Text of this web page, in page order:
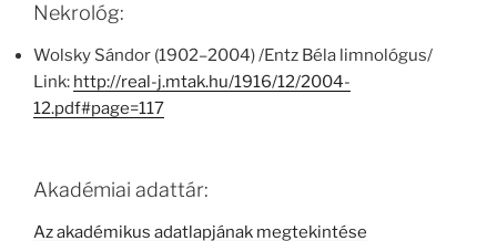
Nekrológ:
Wolsky Sándor (1902–2004) /Entz Béla limnológus/
Link: http://real-j.mtak.hu/1916/12/2004-
12.pdf#page=117
Akadémiai adattár:
Az akadémikus adatlapjának megtekintése